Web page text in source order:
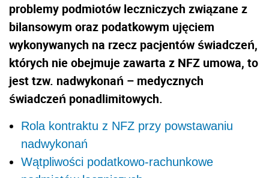
problemy podmiotów leczniczych związane z
bilansowym oraz podatkowym ujęciem
wykonywanych na rzecz pacjentów świadczeń,
których nie obejmuje zawarta z NFZ umowa, to
jest tzw. nadwykonań – medycznych
świadczeń ponadlimitowych.
Rola kontraktu z NFZ przy powstawaniu
nadwykonań
Wątpliwości podatkowo-rachunkowe